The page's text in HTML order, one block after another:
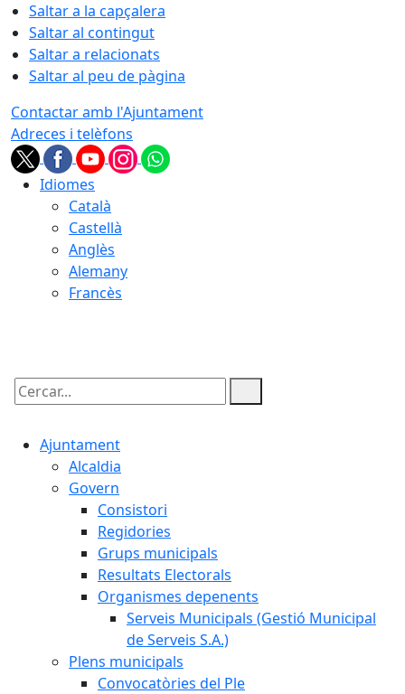
Saltar a la capçalera
Saltar al contingut
Saltar a relacionats
Saltar al peu de pàgina
Contactar amb l'Ajuntament
Adreces i telèfons
Idiomes
Català
Castellà
Anglès
Alemany
Francès
Cercar:
Ajuntament
Alcaldia
Govern
Consistori
Regidories
Grups municipals
Resultats Electorals
Organismes depenents
Serveis Municipals (Gestió Municipal
de Serveis S.A.)
Plens municipals
Convocatòries del Ple